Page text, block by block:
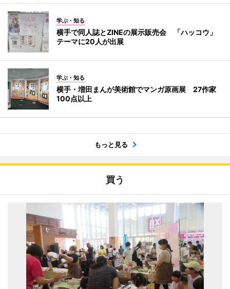
学ぶ・知る
横手で同人誌とZINEの展示販売会 「ハッコウ」
テーマに20人が出展
学ぶ・知る
横手・増田まんが美術館でマンガ原画展 27作家
100点以上
もっと見る
買う